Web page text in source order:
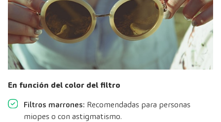
En función del color del filtro
Filtros marrones: Recomendadas para personas
miopes o con astigmatismo.